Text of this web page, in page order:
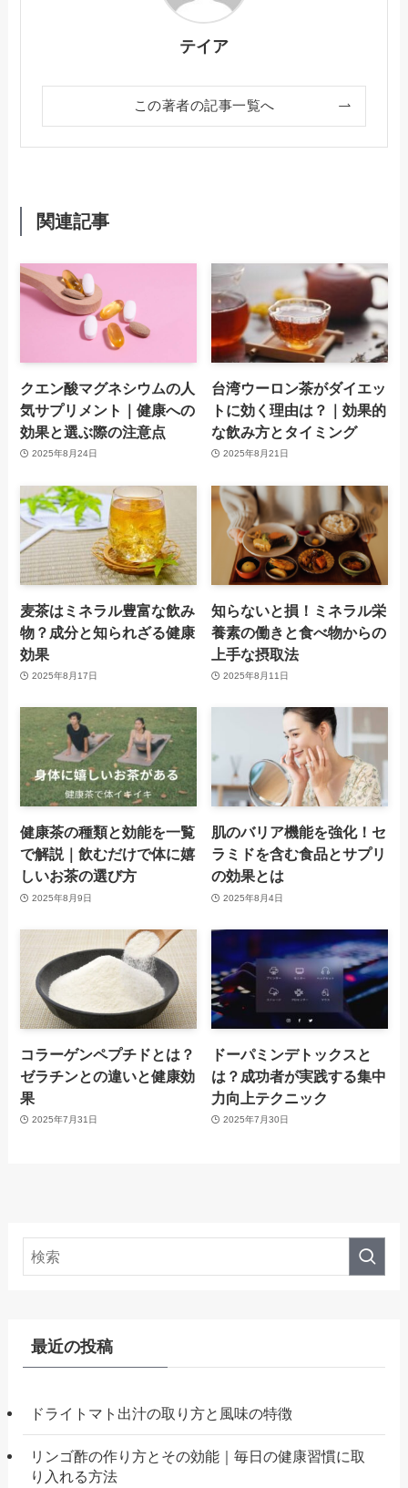
テイア
この著者の記事一覧へ
関連記事
クエン酸マグネシウムの人
気サプリメント｜健康への
効果と選ぶ際の注意点
2025年8月24日
台湾ウーロン茶がダイエッ
トに効く理由は？｜効果的
な飲み方とタイミング
2025年8月21日
麦茶はミネラル豊富な飲み
物？成分と知られざる健康
効果
2025年8月17日
知らないと損！ミネラル栄
養素の働きと食べ物からの
上手な摂取法
2025年8月11日
健康茶の種類と効能を一覧
で解説｜飲むだけで体に嬉
しいお茶の選び方
2025年8月9日
肌のバリア機能を強化！セ
ラミドを含む食品とサプリ
の効果とは
2025年8月4日
コラーゲンペプチドとは？
ゼラチンとの違いと健康効
果
2025年7月31日
ドーパミンデトックスと
は？成功者が実践する集中
力向上テクニック
2025年7月30日
最近の投稿
ドライトマト出汁の取り方と風味の特徴
リンゴ酢の作り方とその効能｜毎日の健康習慣に取
り入れる方法